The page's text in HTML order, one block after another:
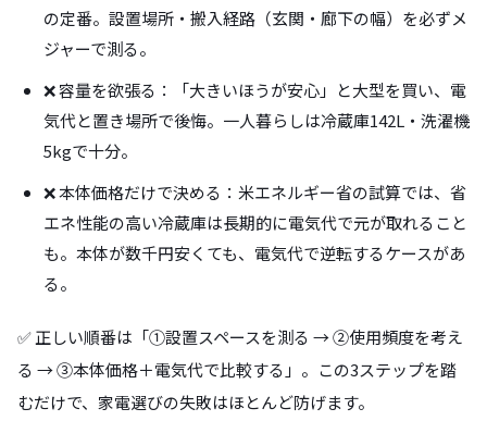
の定番。設置場所・搬入経路（玄関・廊下の幅）を必ずメ
ジャーで測る。
❌ 容量を欲張る：「大きいほうが安心」と大型を買い、電
気代と置き場所で後悔。一人暮らしは冷蔵庫142L・洗濯機
5kgで十分。
❌ 本体価格だけで決める：米エネルギー省の試算では、省
エネ性能の高い冷蔵庫は長期的に電気代で元が取れること
も。本体が数千円安くても、電気代で逆転するケースがあ
る。
✅ 正しい順番は「①設置スペースを測る → ②使用頻度を考え
る → ③本体価格＋電気代で比較する」。この3ステップを踏
むだけで、家電選びの失敗はほとんど防げます。